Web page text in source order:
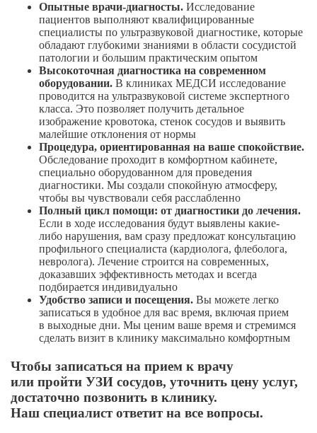
Опытные врачи-диагносты. Исследование
пациентов выполняют квалифицированные
специалисты по ультразвуковой диагностике, которые
обладают глубокими знаниями в области сосудистой
патологии и большим практическим опытом
Высокоточная диагностика на современном
оборудовании. В клиниках МЕДСИ исследование
проводится на ультразвуковой системе экспертного
класса. Это позволяет получить детальное
изображение кровотока, стенок сосудов и выявить
малейшие отклонения от нормы
Процедура, ориентированная на ваше спокойствие.
Обследование проходит в комфортном кабинете,
специально оборудованном для проведения
диагностики. Мы создали спокойную атмосферу,
чтобы вы чувствовали себя расслабленно
Полный цикл помощи: от диагностики до лечения.
Если в ходе исследования будут выявлены какие-
либо нарушения, вам сразу предложат консультацию
профильного специалиста (кардиолога, флеболога,
невролога). Лечение строится на современных,
доказавших эффективность методах и всегда
подбирается индивидуально
Удобство записи и посещения. Вы можете легко
записаться в удобное для вас время, включая прием
в выходные дни. Мы ценим ваше время и стремимся
сделать визит в клинику максимально комфортным
Чтобы записаться на прием к врачу
или пройти УЗИ сосудов, уточнить цену услуг,
достаточно позвонить в клинику.
Наш специалист ответит на все вопросы.